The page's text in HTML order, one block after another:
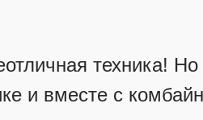
техника!
и вместе с